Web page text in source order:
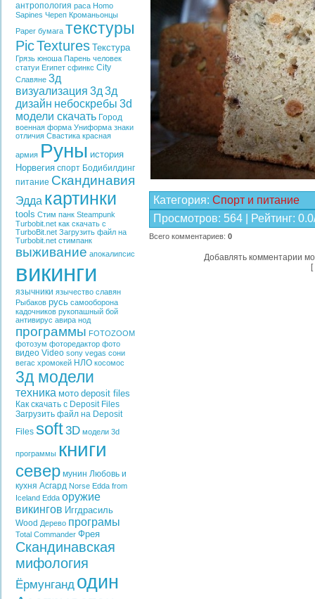
антропология раса Homo
Sapines Череп Кроманьонцы
Paper бумага текстуры
PicTextures Текстура
Грязь юноша Парень человек
статуи Египет сфинкс City
Славяне 3д
визуализация 3д 3д
дизайн небоскребы 3d
модели скачать Город
военная форма Униформа знаки
отличия Свастика красная
армия Руны история
Норвегия спорт Бодибилдинг
питание Скандинавия
Эдда картинки
tools Стим панк Steampunk
Turbobit.net как скачать с
TurboBit.net Загрузить файл на
Turbobit.net стимпанк
выживание апокалипсис
викинги
язычники язычество славян
Рыбаков русь самооборона
кадочников рукопашный бой
антивирус авира нод
программы FOTOZOOM
фотозум фоторедактор фото
видео Video sony vegas сони
вегас хромокей НЛО косомос
3д модели
техника мото deposit files
Как скачать с Deposit Files
Загрузить файл на Deposit
Files soft3D модели 3d
программы книги
север мунин Любовь и
кухня Асгард Norse Edda from
Iceland Edda оружие
викингов Иггдрасиль
Wood Дерево програмы
Total Commander Фрея
Скандинавская
мифология
Ёрмунганд один
Категория: Спорт и питание
Просмотров: 564 Рейтинг: 0.0
Всего комментариев: 0
Добавлять комментарии
[